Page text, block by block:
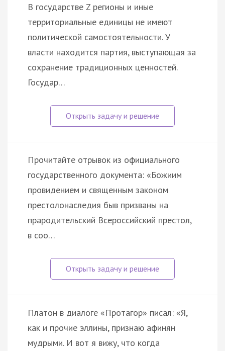
В государстве Z регионы и иные
территориальные единицы не имеют
политической самостоятельности. У
власти находится партия, выступающая за
сохранение традиционных ценностей.
Государ…
Прочитайте отрывок из официального
государственного документа: «Божиим
провидением и священным законом
престолонаследия быв призваны на
прародительский Всероссийский престол,
в соо…
Платон в диалоге «Протагор» писал: «Я,
как и прочие эллины, признаю афинян
мудрыми. И вот я вижу, что когда